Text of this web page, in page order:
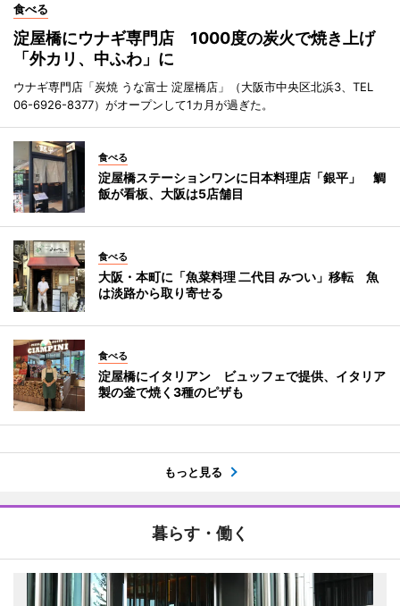
食べる
淀屋橋にウナギ専門店 1000度の炭火で焼き上げ
「外カリ、中ふわ」に
ウナギ専門店「炭焼 うな富士 淀屋橋店」（大阪市中央区北浜3、TEL
06-6926-8377）がオープンして1カ月が過ぎた。
食べる
淀屋橋ステーションワンに日本料理店「銀平」 鯛
飯が看板、大阪は5店舗目
食べる
大阪・本町に「魚菜料理 二代目 みつい」移転 魚
は淡路から取り寄せる
食べる
淀屋橋にイタリアン ビュッフェで提供、イタリア
製の釜で焼く3種のピザも
もっと見る
暮らす・働く